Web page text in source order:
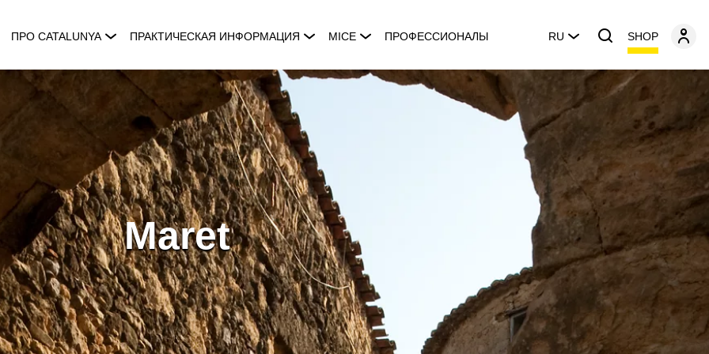
ПРО CATALUNYA ПРАКТИЧЕСКАЯ ИНФОРМАЦИЯ MICE ПРОФЕССИОНАЛЫ RU SHOP
Maret